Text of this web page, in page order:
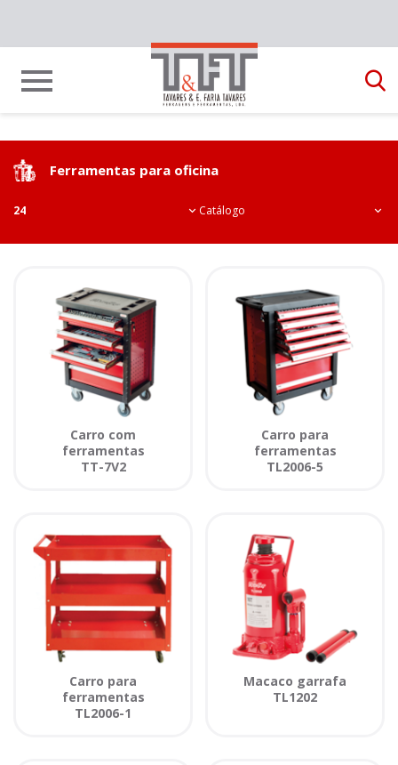
Ferramentas para oficina
24 Catálogo
Carro com
ferramentas
TT-7V2
Carro para
ferramentas
TL2006-5
Carro para
ferramentas
TL2006-1
Macaco garrafa
TL1202